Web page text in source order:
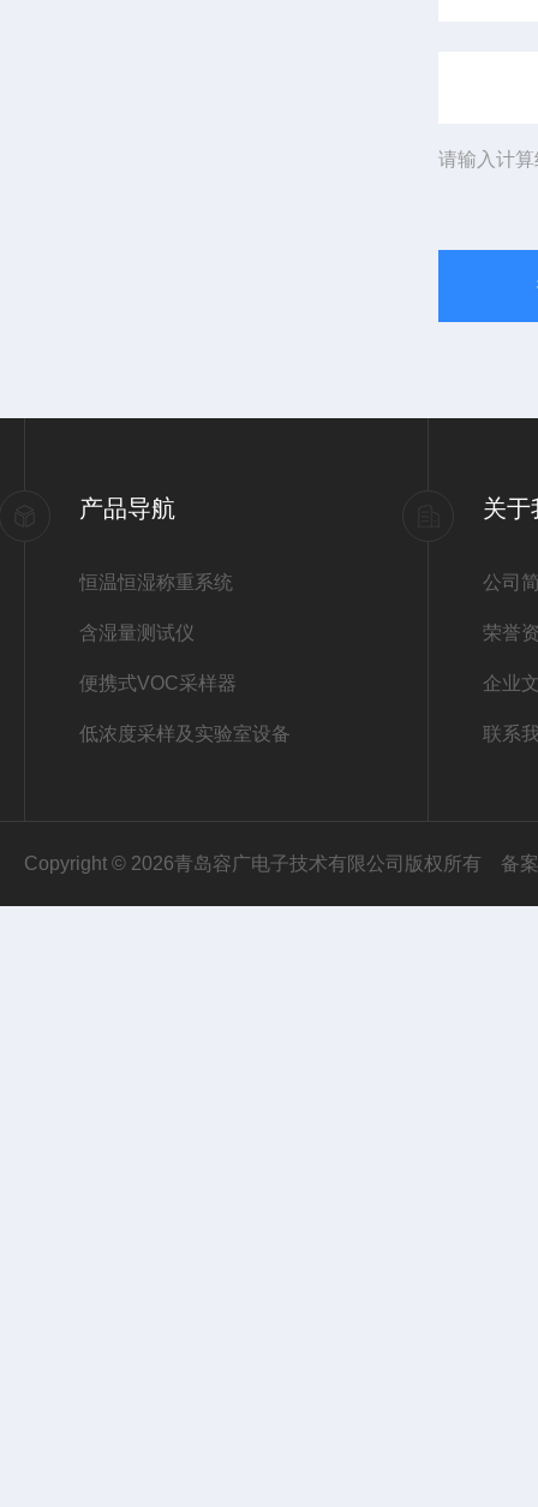
请输入计
产品导航
恒温恒湿称重系统
含湿量测试仪
便携式VOC采样器
低浓度采样及实验室设备
关于
公司
荣誉
企业
联系
Copyright © 2026青岛容广电子技术有限公司版权所有 备